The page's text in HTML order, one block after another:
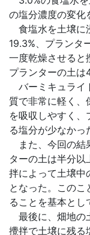
の塩分濃度の変化
食塩水を土壌に
19.3%、プランタ
一度乾燥させると
プランターの土は
バーミキュライ
質で非常に軽く、
を吸収しやすく
る塩分が少なかっ
また、今回の結
ターの土は半分
拌によって土壌中
となった。この
ることを基本とし
最後に、畑地の
攪拌で土壌に残る